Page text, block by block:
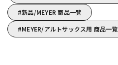
新品/MEYER 商品一覧
MEYER/アルトサックス用 商品一覧